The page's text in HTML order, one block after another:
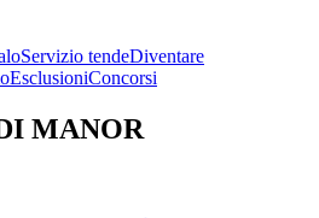
Servizio tendeDiventare
EsclusioniConcorsi
MANOR